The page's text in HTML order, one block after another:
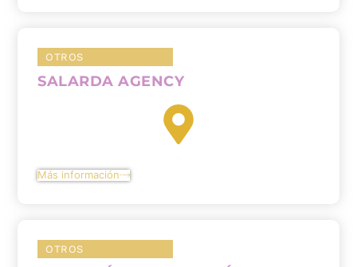
OTROS
SALARDA AGENCY
Más información
OTROS